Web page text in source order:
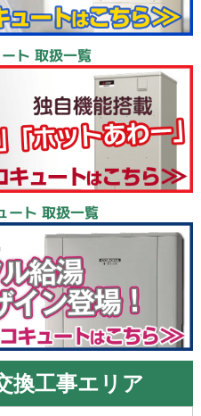
ト 取扱一覧
ート 取扱一覧
換工事エリア